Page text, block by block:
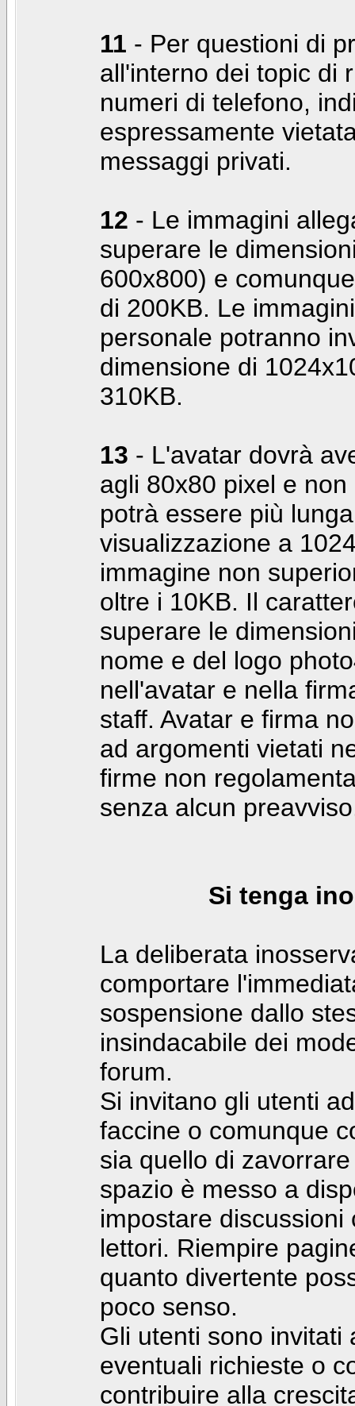
11 - Per questioni di
all'interno dei topic di
numeri di telefono,
espressamente
messaggi privati.
12 - Le immagini
superare le
600x800) e
di 200KB. Le
personale potranno
dimensione di
310KB.
13 - L'avatar dovrà
agli 80x80 pixel e
potrà essere più
visualizzazione a
immagine non
oltre i 10KB. Il
superare le
nome e del logo
nell'avatar e nella
staff. Avatar e firma
ad argomenti vietati
firme non
senza alcun
Si tenga
La deliberata
comportare
sospensione dallo
insindacabile dei
forum.
Si invitano gli utenti
faccine o comunque
sia quello di
spazio è messo a
impostare
lettori. Riempire
quanto divertente
poco senso.
Gli utenti sono invitati
eventuali richieste o
contribuire alla